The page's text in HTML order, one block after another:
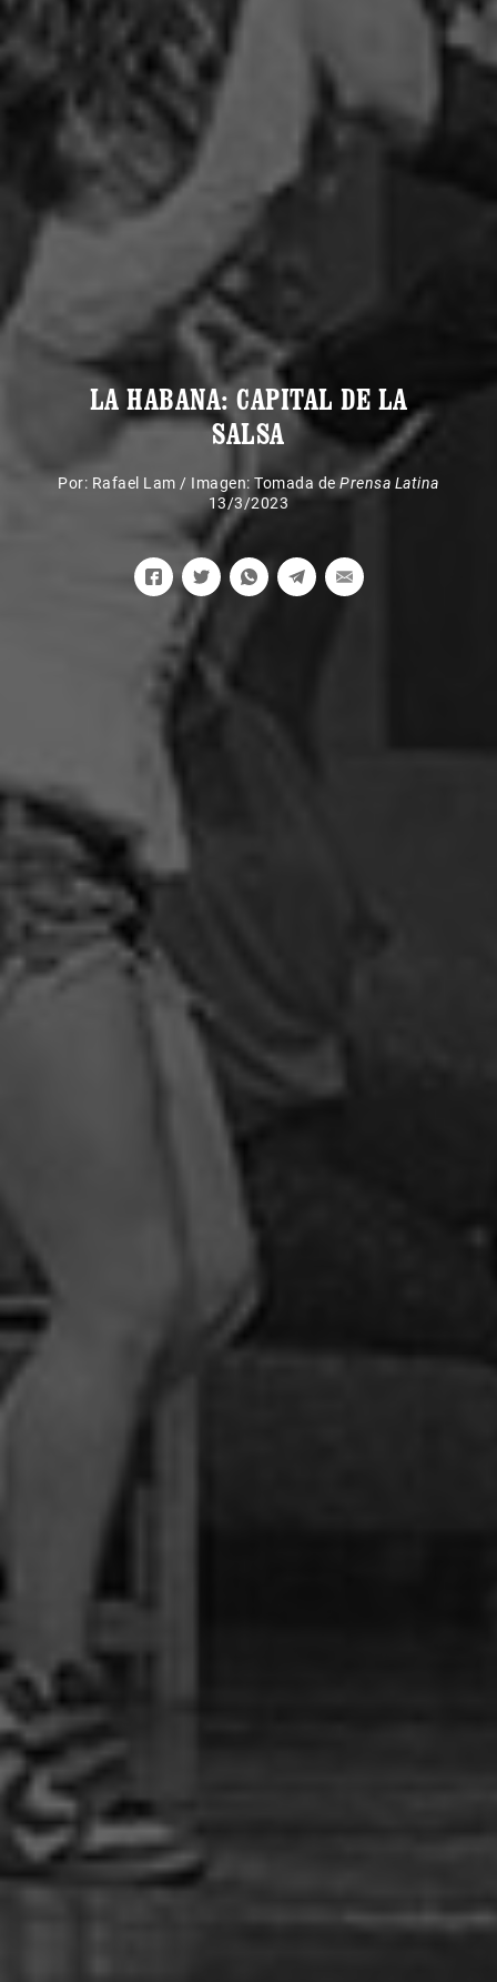
LA HABANA: CAPITAL DE LA
SALSA
Por: Rafael Lam / Imagen: Tomada dePrensa Latina
13/3/2023